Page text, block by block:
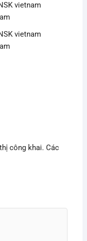
vietnam
vietnam
công khai. Các